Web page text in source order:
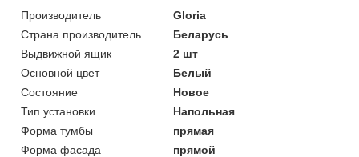
Производитель
Gloria
Страна производитель
Беларусь
Выдвижной ящик
2 шт
Основной цвет
Белый
Состояние
Новое
Тип установки
Напольная
Форма тумбы
прямая
Форма фасада
прямой